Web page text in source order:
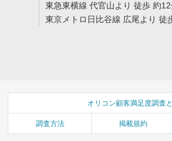
東急東横線 代官山より 徒歩 約
東京メトロ日比谷線 広尾より 徒
オリコン顧客満足度調査
調査方法 掲載規約